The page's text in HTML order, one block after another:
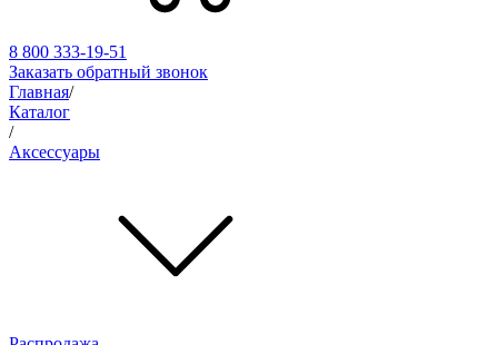
8 800 333-19-51
Заказать обратный звонок
Главная/
Каталог
/
Аксессуары